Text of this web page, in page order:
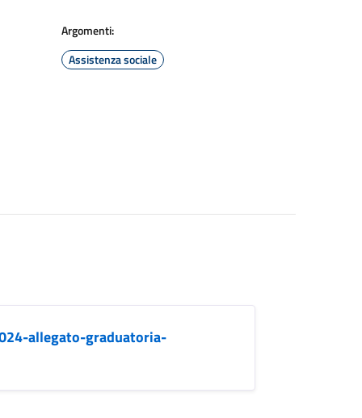
Argomenti:
Assistenza sociale
allegato-graduatoria-